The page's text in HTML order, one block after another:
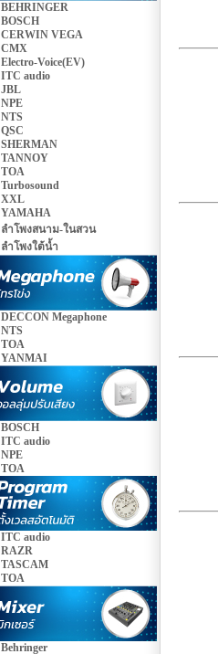
BEHRINGER
BOSCH
CERWIN VEGA
CMX
Electro-Voice(EV)
ITC audio
JBL
NPE
NTS
QSC
SHERMAN
TANNOY
TOA
Turbosound
XXL
YAMAHA
ลำโพงสนาม-ในสวน
ลำโพงใต้น้ำ
DECCON Megaphone
NTS
TOA
YANMAI
BOSCH
ITC audio
NPE
TOA
ITC audio
RAZR
TASCAM
TOA
Behringer